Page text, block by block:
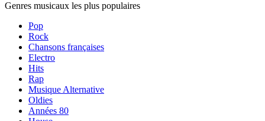
Genres musicaux les plus populaires
Pop
Rock
Chansons françaises
Electro
Hits
Rap
Musique Alternative
Oldies
Années 80